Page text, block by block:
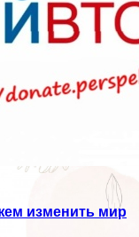
изменить мир